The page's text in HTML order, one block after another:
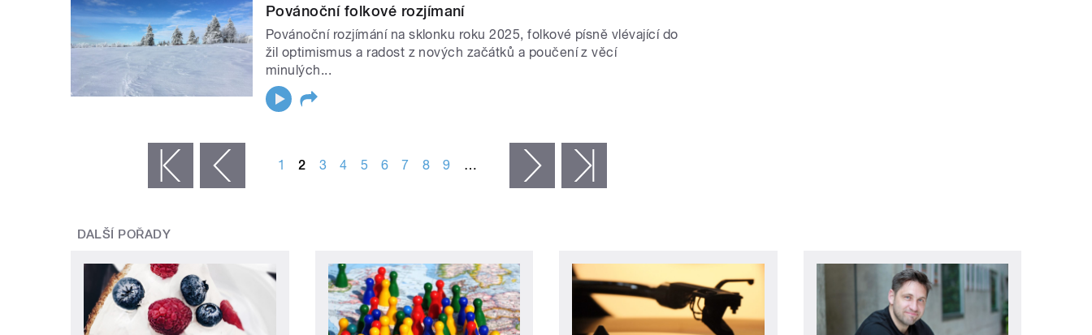
Povánoční folkové rozjímaní
Povánoční rozjímání na sklonku roku 2025, folkové písně vlévající do
žil optimismus a radost z nových začátků a poučení z věcí
minulých...
‹ předchozí 1 2 3 4 5 6 7 8 9 … následující ›
DALŠÍ POŘADY